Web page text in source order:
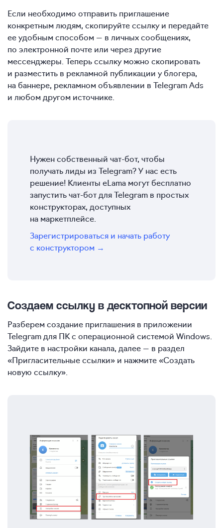
Если необходимо отправить приглашение
конкретным людям, скопируйте ссылку и передайте
ее удобным способом — в личных сообщениях,
по электронной почте или через другие
мессенджеры. Теперь ссылку можно скопировать
и разместить в рекламной публикации у блогера,
на баннере, рекламном объявлении в Telegram Ads
и любом другом источнике.
Нужен собственный чат-бот, чтобы
получать лиды из Telegram? У нас есть
решение! Клиенты eLama могут бесплатно
запустить чат-бот для Telegram в простых
конструкторах, доступных
на маркетплейсе.
Зарегистрироваться и начать работу
с конструктором →
Создаем ссылку в десктопной версии
Разберем создание приглашения в приложении
Telegram для ПК с операционной системой Windows.
Зайдите в настройки канала, далее — в раздел
«Пригласительные ссылки» и нажмите «Создать
новую ссылку».